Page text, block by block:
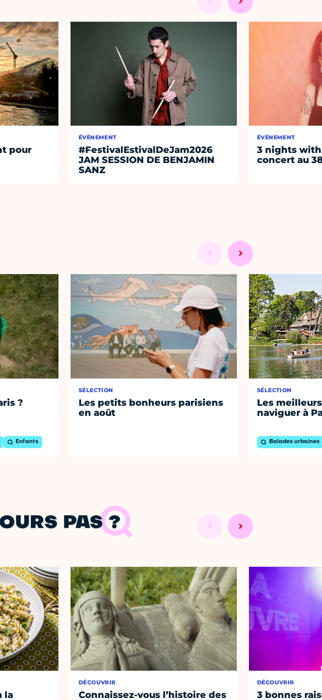
pour
ÉVÈNEMENT
#FestivalEstivalDeJam2026
JAM SESSION DE BENJAMIN
SANZ
ÉVÈNEMENT
3 nights with
concert au
?
Enfants
SÉLECTION
Les petits bonheurs parisiens
en août
SÉLECTION
Les
naviguer à
Balades urbaines
PAS ?
la
DÉCOUVRIR
Connaissez-vous l’histoire des
DÉCOUVRIR
3 bonnes